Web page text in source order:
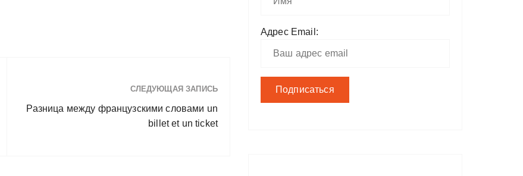
СЛЕДУЮЩАЯ ЗАПИСЬ
Разница между французскими словами un
billet et un ticket
Адрес Email: